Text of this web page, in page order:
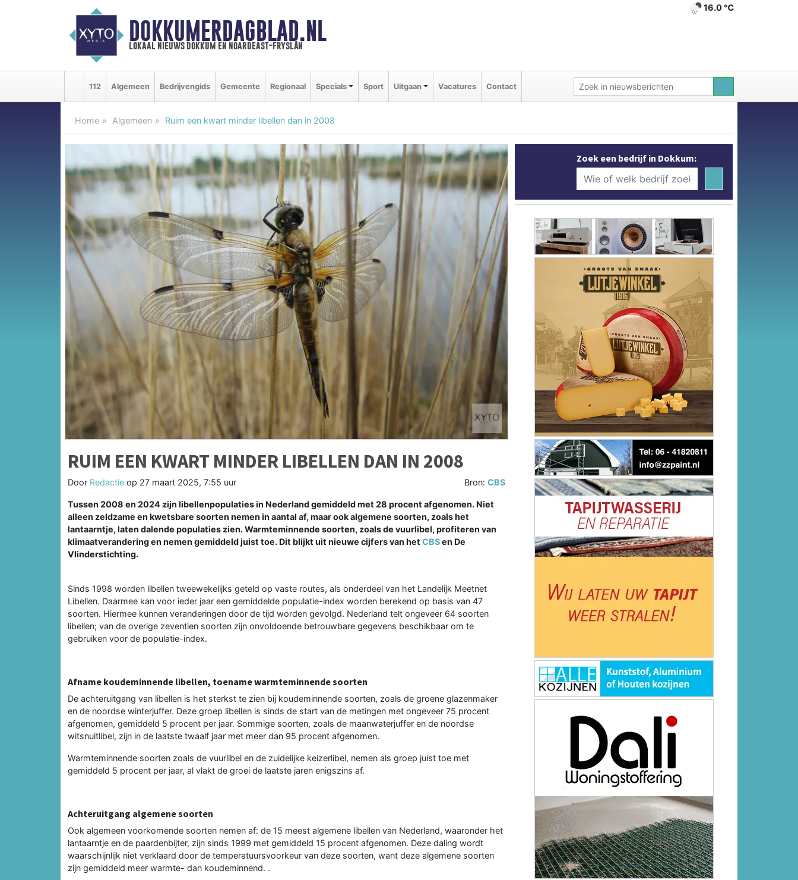
DOKKUMERDAGBLAD.NL
lokaal nieuws dokkum en noardeast-fryslân
16.0 ℃
112 Algemeen Bedrijvengids Gemeente Regionaal Specials Sport Uitgaan Vacatures Contact
Home Algemeen Ruim een kwart minder libellen dan in 2008
RUIM EEN KWART MINDER LIBELLEN DAN IN 2008
Door Redactie op 27 maart 2025, 7:55 uur Bron:CBS
Tussen 2008 en 2024 zijn libellenpopulaties in Nederland gemiddeld met 28 procent afgenomen. Niet
alleen zeldzame en kwetsbare soorten nemen in aantal af, maar ook algemene soorten, zoals het
lantaarntje, laten dalende populaties zien. Warmteminnende soorten, zoals de vuurlibel, profiteren van
klimaatverandering en nemen gemiddeld juist toe. Dit blijkt uit nieuwe cijfers van het CBSen De
Vlinderstichting.
Sinds 1998 worden libellen tweewekelijks geteld op vaste routes, als onderdeel van het Landelijk Meetnet
Libellen. Daarmee kan voor ieder jaar een gemiddelde populatie-index worden berekend op basis van 47
soorten. Hiermee kunnen veranderingen door de tijd worden gevolgd. Nederland telt ongeveer 64 soorten
libellen; van de overige zeventien soorten zijn onvoldoende betrouwbare gegevens beschikbaar om te
gebruiken voor de populatie-index.
Afname koudeminnende libellen, toename warmteminnende soorten
De achteruitgang van libellen is het sterkst te zien bij koudeminnende soorten, zoals de groene glazenmaker
en de noordse winterjuffer. Deze groep libellen is sinds de start van de metingen met ongeveer 75 procent
afgenomen, gemiddeld 5 procent per jaar. Sommige soorten, zoals de maanwaterjuffer en de noordse
witsnuitlibel, zijn in de laatste twaalf jaar met meer dan 95 procent afgenomen.
Warmteminnende soorten zoals de vuurlibel en de zuidelijke keizerlibel, nemen als groep juist toe met
gemiddeld 5 procent per jaar, al vlakt de groei de laatste jaren enigszins af.
Achteruitgang algemene soorten
Ook algemeen voorkomende soorten nemen af: de 15 meest algemene libellen van Nederland, waaronder het
lantaarntje en de paardenbijter, zijn sinds 1999 met gemiddeld 15 procent afgenomen. Deze daling wordt
waarschijnlijk niet verklaard door de temperatuursvoorkeur van deze soorten, want deze algemene soorten
zijn gemiddeld meer warmte- dan koudeminnend. .
Zoek een bedrijf in Dokkum: